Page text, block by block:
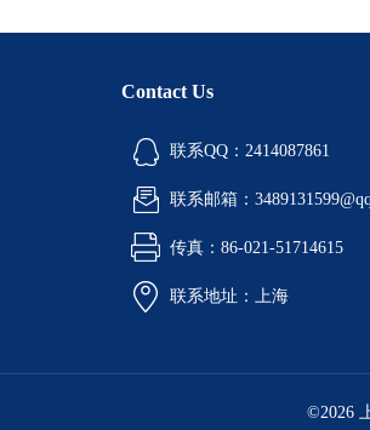
Contact Us
联系QQ：2414087861
联系邮箱：
传真：86-021-51714615
联系地址：上海
©2026